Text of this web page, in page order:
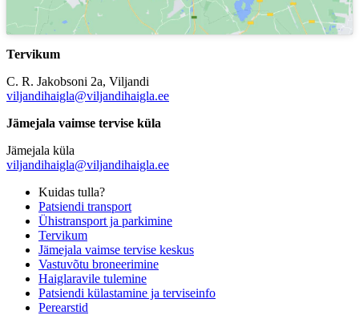
Tervikum
C. R. Jakobsoni 2a, Viljandi
viljandihaigla@viljandihaigla.ee
Jämejala vaimse tervise küla
Jämejala küla
viljandihaigla@viljandihaigla.ee
Kuidas tulla?
Patsiendi transport
Ühistransport ja parkimine
Tervikum
Jämejala vaimse tervise keskus
Vastuvõtu broneerimine
Haiglaravile tulemine
Patsiendi külastamine ja terviseinfo
Perearstid